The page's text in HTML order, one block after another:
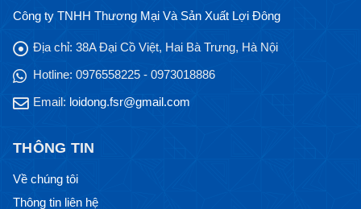
Công ty TNHH Thương Mại Và Sản Xuất Lợi Đông
Địa chỉ: 38A Đại Cồ Việt, Hai Bà Trưng, Hà Nội
Hotline: 0976558225 - 0973018886
Email: loidong.fsr@gmail.com
THÔNG TIN
Về chúng tôi
Thông tin liên hệ